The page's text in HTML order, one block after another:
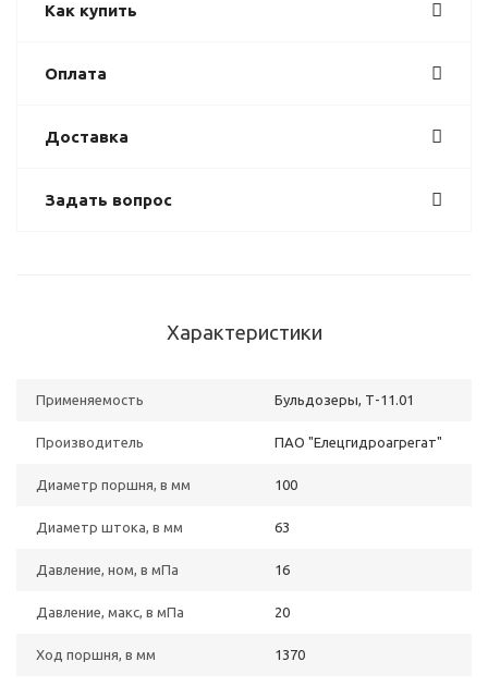
Как купить
Оплата
Доставка
Задать вопрос
Характеристики
Применяемость Бульдозеры, Т-11.01
Производитель ПАО "Елецгидроагрегат"
Диаметр поршня, в мм 100
Диаметр штока, в мм 63
Давление, ном, в мПа 16
Давление, макс, в мПа 20
Ход поршня, в мм 1370